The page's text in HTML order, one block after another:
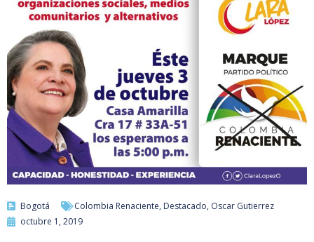
Bogotá Colombia Renaciente, Destacado, Oscar Gutierrez
octubre 1, 2019